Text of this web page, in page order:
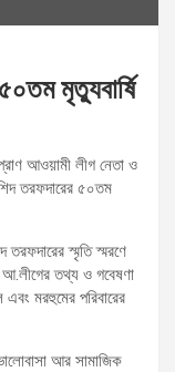
মৃত্যুবার্ষি
আওয়ামী লীগ নেতা ও
তরফদারের ৫০তম
স্মৃতি স্মরণে
তথ্য ও গবেষণা
মরহুমের পরিবারের
আর সামাজিক